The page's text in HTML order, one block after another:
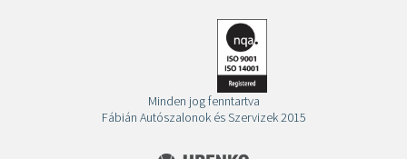
Minden jog fenntartva
Fábián Autószalonok és Szervizek 2015